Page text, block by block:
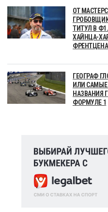
ОТ
ТИТУЛ В
ХАЙНЦА-
ФРЕНТЦЕНА
ГЕОГРАФ
ИЛИ
НАЗВАНИЯ
ФОРМУЛЕ 1